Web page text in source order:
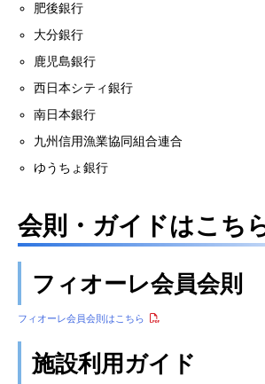
肥後銀行
大分銀行
鹿児島銀行
西日本シティ銀行
南日本銀行
九州信用漁業協同組合連合
ゆうちょ銀行
会則・ガイドはこち
フィオーレ会員会則
フィオーレ会員会則はこちら
施設利用ガイド